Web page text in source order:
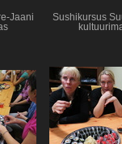
Jaani
Sushikursus